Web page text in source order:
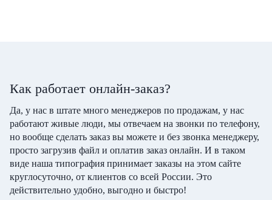
Как работает онлайн-заказ?
Да, у нас в штате много менеджеров по продажам, у нас
работают живые люди, мы отвечаем на звонки по телефону,
но вообще сделать заказ вы можете и без звонка менеджеру,
просто загрузив файл и оплатив заказ онлайн. И в таком
виде наша типография принимает заказы на этом сайте
круглосуточно, от клиентов со всей России. Это
действительно удобно, выгодно и быстро!